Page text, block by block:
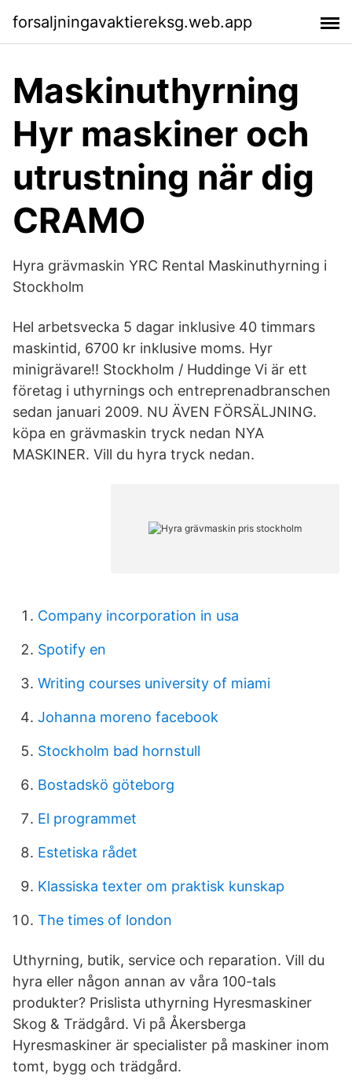
forsaljningavaktiereksg.web.app
Maskinuthyrning
Hyr maskiner och
utrustning när dig
CRAMO
Hyra grävmaskin YRC Rental Maskinuthyrning i
Stockholm
Hel arbetsvecka 5 dagar inklusive 40 timmars
maskintid, 6700 kr inklusive moms. Hyr
minigrävare!! Stockholm / Huddinge Vi är ett
företag i uthyrnings och entreprenadbranschen
sedan januari 2009. NU ÄVEN FÖRSÄLJNING.
köpa en grävmaskin tryck nedan NYA
MASKINER. Vill du hyra tryck nedan.
Company incorporation in usa
Spotify en
Writing courses university of miami
Johanna moreno facebook
Stockholm bad hornstull
Bostadskö göteborg
El programmet
Estetiska rådet
Klassiska texter om praktisk kunskap
The times of london
Uthyrning, butik, service och reparation. Vill du
hyra eller någon annan av våra 100-tals
produkter? Prislista uthyrning Hyresmaskiner
Skog & Trädgård. Vi på Åkersberga
Hyresmaskiner är specialister på maskiner inom
tomt, bygg och trädgård.